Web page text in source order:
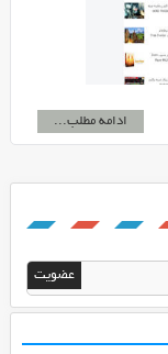
ادامه مطلب...